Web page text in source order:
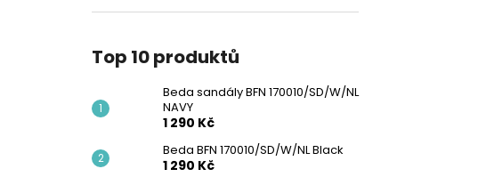
Top 10 produktů
Beda sandály BFN 170010/SD/W/NL
NAVY
1 290 Kč
Beda BFN 170010/SD/W/NL Black
1 290 Kč